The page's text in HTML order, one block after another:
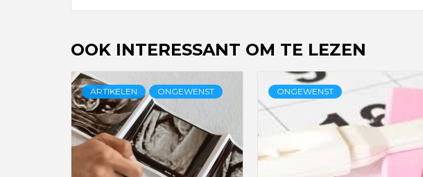
OOK INTERESSANT OM TE LEZEN
ARTIKELEN ONGEWENST ONGEWENST